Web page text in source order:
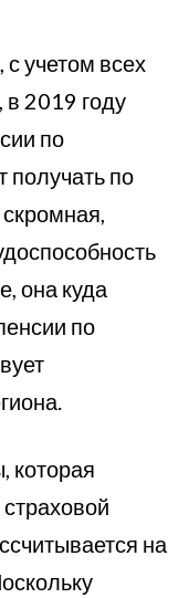
, с учетом всех
в 2019 году
по
получать по
она куда
по
которая
на